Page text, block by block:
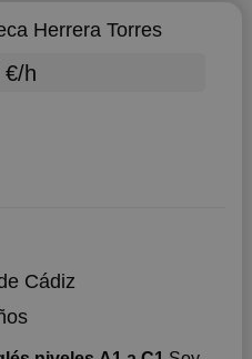
Herrera Torres
€/h
Cádiz